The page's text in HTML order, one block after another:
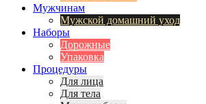
Мужчинам
Мужской домашний уход
Наборы
Дорожные
Упаковка
Процедуры
Для лица
Для тела